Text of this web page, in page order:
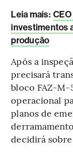
Leia mais:
investimentos
produção
Após a
precisará
bloco FAZ-M-
operacional
planos de
decidirá